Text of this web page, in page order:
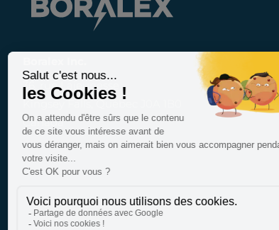
36, rue Lajeunesse
Kingsey Falls, Québec J0A 1B0
Canada